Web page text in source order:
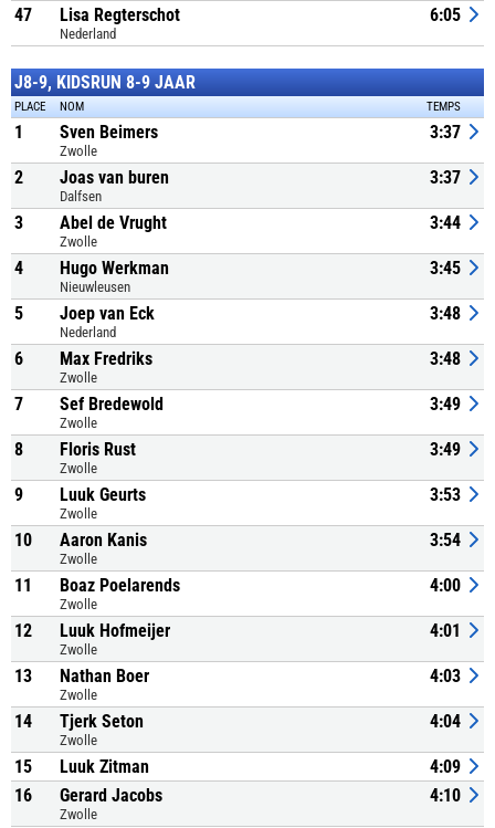
47 Lisa Regterschot
Nederland
6:05
J8-9, KIDSRUN 8-9 JAAR
PLACE NOM TEMPS
1 Sven Beimers
Zwolle
3:37
2 Joas van buren
Dalfsen
3:37
3 Abel de Vrught
Zwolle
3:44
4 Hugo Werkman
Nieuwleusen
3:45
5 Joep van Eck
Nederland
3:48
6 Max Fredriks
Zwolle
3:48
7 Sef Bredewold
Zwolle
3:49
8 Floris Rust
Zwolle
3:49
9 Luuk Geurts
Zwolle
3:53
10 Aaron Kanis
Zwolle
3:54
11 Boaz Poelarends
Zwolle
4:00
12 Luuk Hofmeijer
Zwolle
4:01
13 Nathan Boer
Zwolle
4:03
14 Tjerk Seton
Zwolle
4:04
15 Luuk Zitman
4:09
16
Gerard Jacobs
Zwolle
4:10